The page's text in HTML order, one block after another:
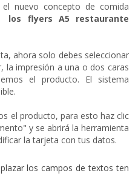
nuevo concepto de comida
los flyers A5 restaurante
ahora solo debes seleccionar
la impresión a una o dos caras
el producto. El sistema
el producto, para esto haz clic
y se abrirá la herramienta
la tarjeta con tus datos.
los campos de textos ten